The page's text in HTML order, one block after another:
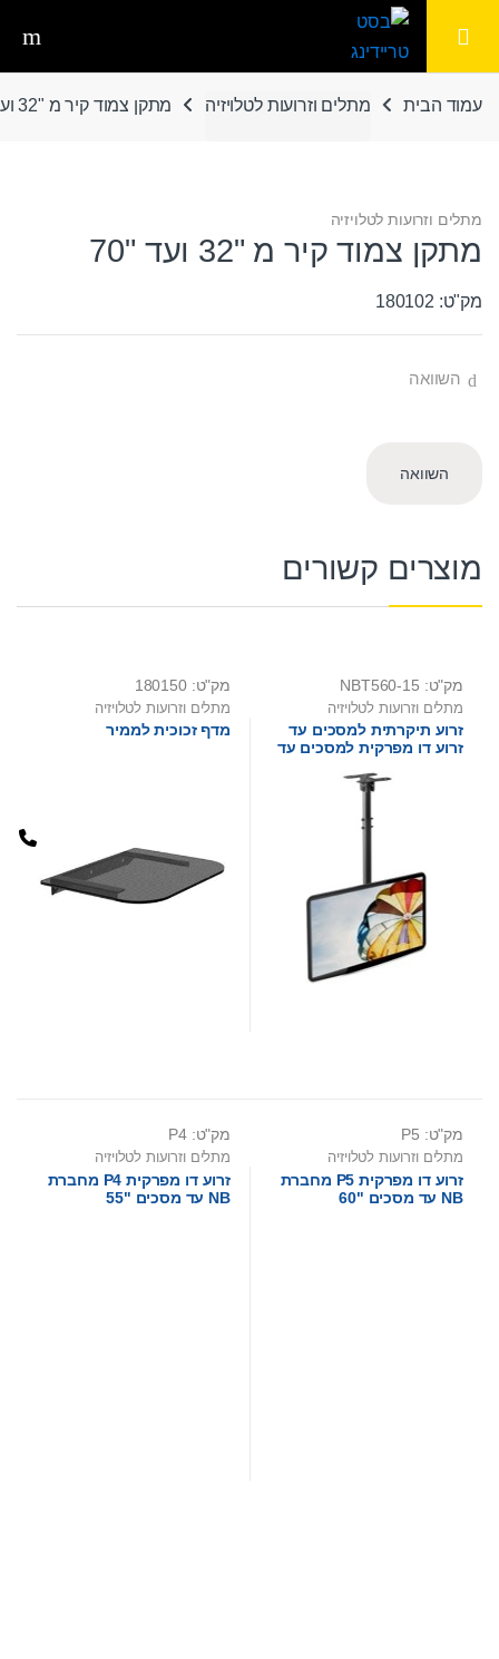
navigation
content
עמוד הבית
מתלים וזרועות לטלויזיה מתקן צמוד קיר מ "32 ועד "70
מתלים וזרועות לטלויזיה
מתקן צמוד קיר מ "32 ועד "70
מק"ט: 180102
השוואה
השוואה
מוצרים קשורים
מק"ט: NBT560-15
מתלים וזרועות לטלויזיה
זרוע תיקרתית למסכים עד
זרוע דו מפרקית למסכים עד
מק"ט: 180150
מתלים וזרועות לטלויזיה
מדף זכוכית לממיר
מק"ט: P5
מתלים וזרועות לטלויזיה
זרוע דו מפרקית P5 מחברת
NB עד מסכים "60
מק"ט: P4
מתלים וזרועות לטלויזיה
זרוע דו מפרקית P4 מחברת
NB עד מסכים "55